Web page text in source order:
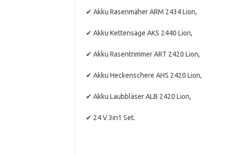
✔ Akku Rasenmäher ARM 2434 Lion,
✔ Akku Kettensäge AKS 2440 Lion,
✔ Akku Rasentrimmer ART 2420 Lion,
✔ Akku Heckenschere AHS 2420 Lion,
✔ Akku Laubbläser ALB 2420 Lion,
✔ 24 V 3in1 Set.